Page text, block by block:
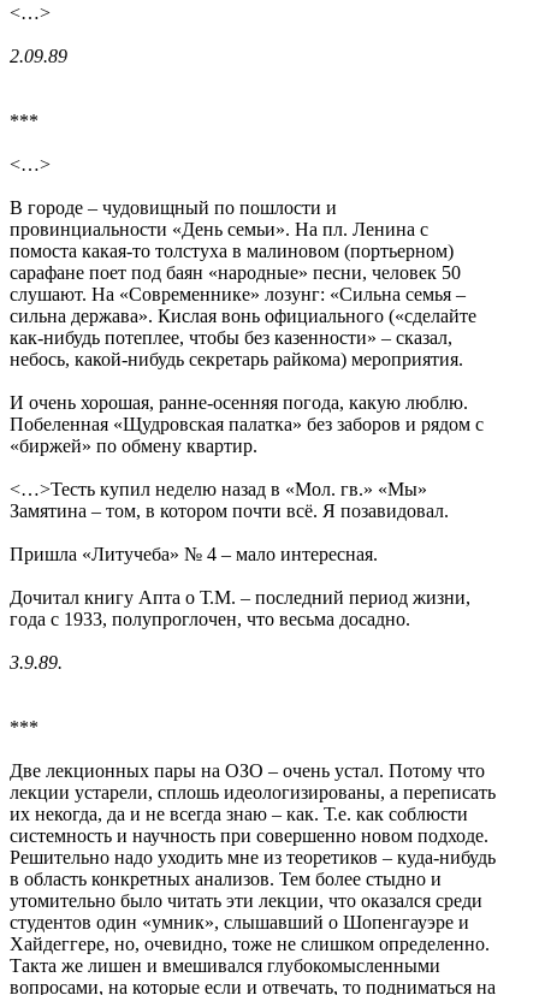
<…>
2.09.89
***
<…>
В городе – чудовищный по пошлости и
провинциальности «День семьи». На пл. Ленина с
помоста какая-то толстуха в малиновом (портьерном)
сарафане поет под баян «народные» песни, человек 50
слушают. На «Современнике» лозунг: «Сильна семья –
сильна держава». Кислая вонь официального («сделайте
как-нибудь потеплее, чтобы без казенности» – сказал,
небось, какой-нибудь секретарь райкома) мероприятия.
И очень хорошая, ранне-осенняя погода, какую люблю.
Побеленная «Щудровская палатка» без заборов и рядом с
«биржей» по обмену квартир.
<…>Тесть купил неделю назад в «Мол. гв.» «Мы»
Замятина – том, в котором почти всё. Я позавидовал.
Пришла «Литучеба» № 4 – мало интересная.
Дочитал книгу Апта о Т.М. – последний период жизни,
года с 1933, полупроглочен, что весьма досадно.
3.9.89.
***
Две лекционных пары на ОЗО – очень устал. Потому что
лекции устарели, сплошь идеологизированы, а переписать
их некогда, да и не всегда знаю – как. Т.е. как соблюсти
системность и научность при совершенно новом подходе.
Решительно надо уходить мне из теоретиков – куда-нибудь
в область конкретных анализов. Тем более стыдно и
утомительно было читать эти лекции, что оказался среди
студентов один «умник», слышавший о Шопенгауэре и
Хайдеггере, но, очевидно, тоже не слишком определенно.
Такта же лишен и вмешивался глубокомысленными
вопросами, на которые если и отвечать, то подниматься на